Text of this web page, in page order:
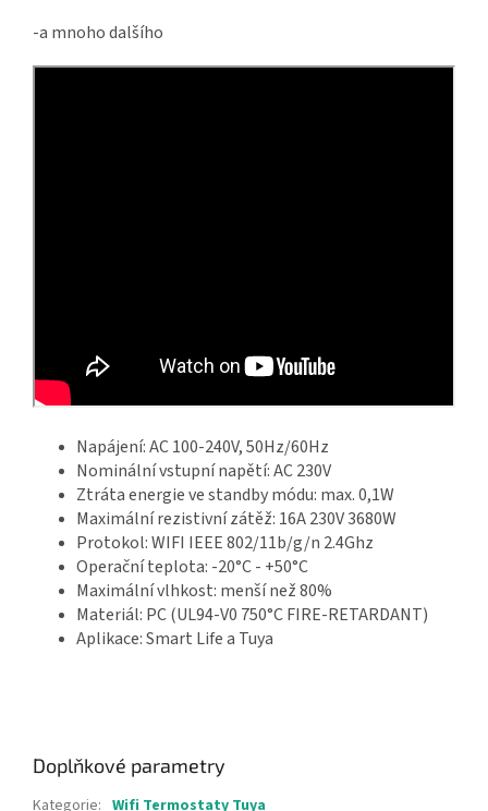
-a mnoho dalšího
Napájení: AC 100-240V, 50Hz/60Hz
Nominální vstupní napětí: AC 230V
Ztráta energie ve standby módu: max. 0,1W
Maximální rezistivní zátěž: 16A 230V 3680W
Protokol: WIFI IEEE 802/11b/g/n 2.4Ghz
Operační teplota: -20°C - +50°C
Maximální vlhkost: menší než 80%
Materiál: PC (UL94-V0 750°C FIRE-RETARDANT)
Aplikace: Smart Life a Tuya
Doplňkové parametry
Kategorie: Wifi Termostaty Tuya